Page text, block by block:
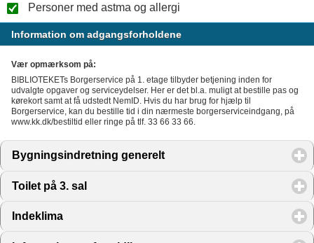
Personer med astma og allergi
Information om adgangsforholdene
Vær opmærksom på:
BIBLIOTEKETs Borgerservice på 1. etage tilbyder betjening inden for
udvalgte opgaver og serviceydelser. Her er det bl.a. muligt at bestille pas og
kørekort samt at få udstedt NemID. Hvis du har brug for hjælp til
Borgerservice, kan du bestille tid i din nærmeste borgerserviceindgang, på
www.kk.dk/bestiltid eller ringe på tlf. 33 66 33 66.
Bygningsindretning generelt click to expand contents
Toilet på 3. sal
Indeklima